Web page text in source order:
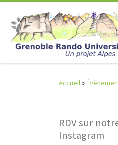
Skip to content
Accueil»
RDV sur
Instagram